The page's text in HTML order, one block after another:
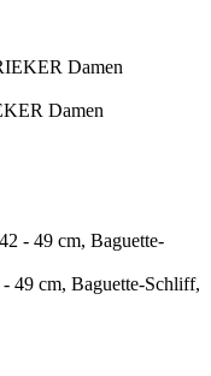
Damen
49 cm, Baguette-Schliff,